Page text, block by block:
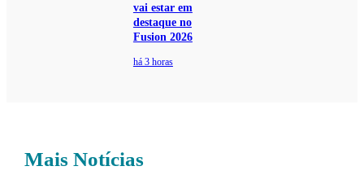
vai estar em
destaque no
Fusion 2026
há 3 horas
Mais Notícias